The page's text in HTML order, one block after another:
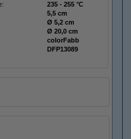
235 - 255 °C
5,5 cm
Ø 5,2 cm
Ø 20,0 cm
colorFabb
DFP13089